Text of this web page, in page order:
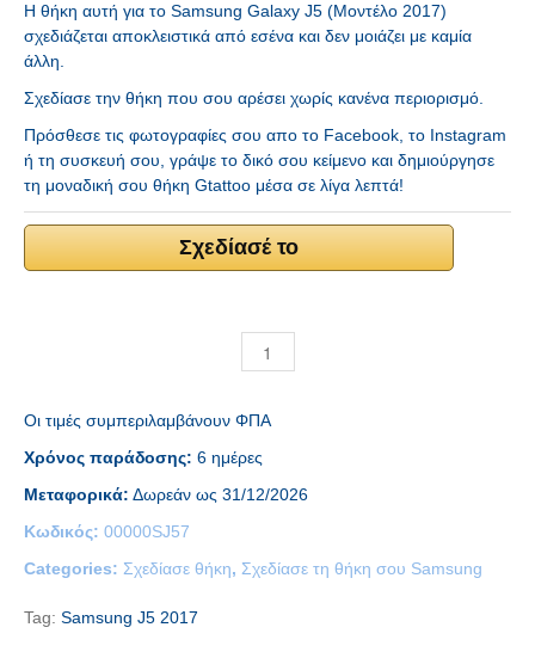
H θήκη αυτή για το Samsung Galaxy J5 (Μοντέλο 2017)
σχεδιάζεται αποκλειστικά από εσένα και δεν μοιάζει με καμία
άλλη.
Σχεδίασε την θήκη που σου αρέσει χωρίς κανένα περιορισμό.
Πρόσθεσε τις φωτογραφίες σου απο το Facebook, το Instagram
ή τη συσκευή σου, γράψε το δικό σου κείμενο και δημιούργησε
τη μοναδική σου θήκη Gtattoo μέσα σε λίγα λεπτά!
Σχεδίασέ το
Οι τιμές συμπεριλαμβάνουν ΦΠΑ
Χρόνος παράδοσης: 6 ημέρες
Μεταφορικά: Δωρεάν ως 31/12/2026
Κωδικός: 00000SJ57
Categories: Σχεδίασε θήκη, Σχεδίασε τη θήκη σου Samsung
Tag: Samsung J5 2017